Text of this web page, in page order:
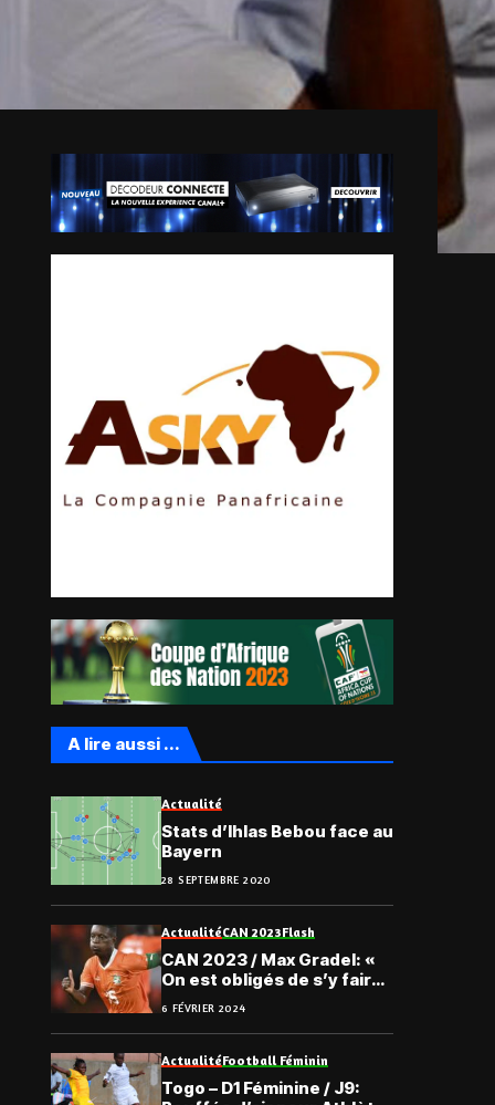
A lire aussi ...
Actualité
Stats d’Ihlas Bebou face au
Bayern
28 SEPTEMBRE 2020
ActualitéCAN 2023Flash
CAN 2023 / Max Gradel: «
On est obligés de s’y faire
6 FÉVRIER 2024
ActualitéFootball Féminin
Togo – D1 Féminine / J9: